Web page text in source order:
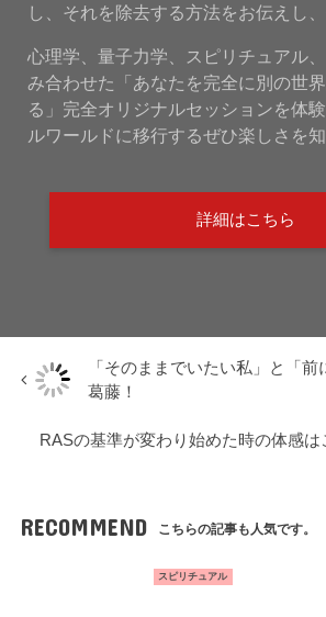
し、それを除去する方法をお伝えし
心理学、量子力学、スピリチュアル
み合わせた「あなたを完全に別の世
る」完全オリジナルセッションを体
ルワールドに移行するぜひ楽しさを知
詳細はこちら
「そのままでいたい私」と「
葛藤！
RASの基準が変わり始めた時の体感は
RECOMMEND こちらの記事も人気です。
スピリチュアル